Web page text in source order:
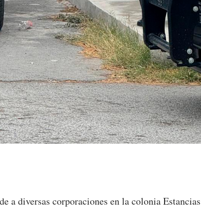
a diversas corporaciones en la colonia Estancias